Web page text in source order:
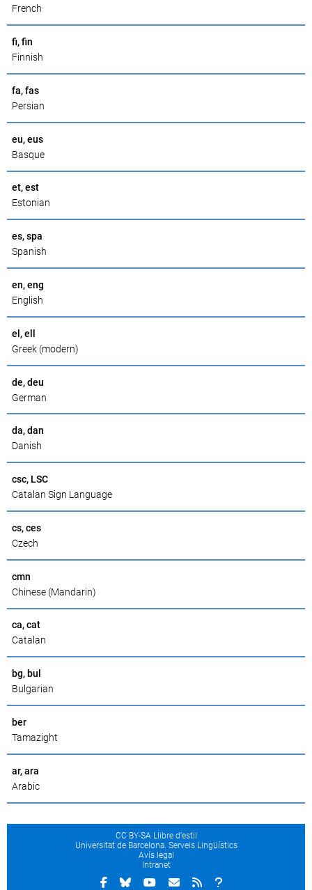
French
fi, fin
Finnish
fa, fas
Persian
eu, eus
Basque
et, est
Estonian
es, spa
Spanish
en, eng
English
el, ell
Greek (modern)
de, deu
German
da, dan
Danish
csc, LSC
Catalan Sign Language
cs, ces
Czech
cmn
Chinese (Mandarin)
ca, cat
Catalan
bg, bul
Bulgarian
ber
Tamazight
ar, ara
Arabic
CC BY-SA Llibre d’estil
Universitat de Barcelona. Serveis Lingüístics
Avís legal
Intranet